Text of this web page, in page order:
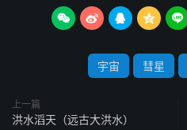
    
宇宙 彗星
上一篇
洪水滔天（远古大洪水）